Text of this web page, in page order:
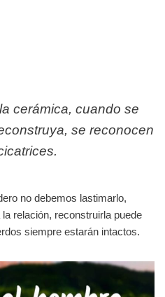
cerámica, cuando se
se reconocen
no debemos lastimarlo,
relación, reconstruirla puede
siempre estarán intactos.